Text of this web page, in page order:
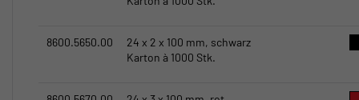
8600.5650.00
24 x 2 x 100 mm, schwarz
Karton à 1000 Stk.